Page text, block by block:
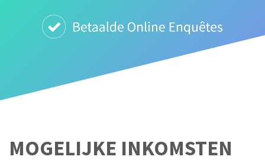
MOGELIJKE INKOMSTEN